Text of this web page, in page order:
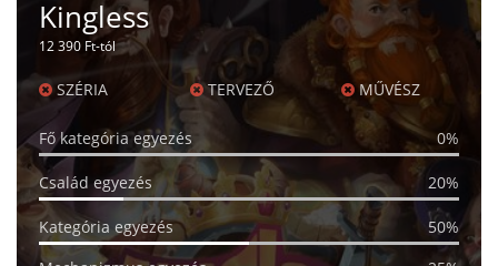
Kingless
12 390 Ft-tól
SZÉRIA TERVEZŐ MŰVÉSZ
Fő kategória egyezés 0%
Család egyezés 20%
Kategória egyezés
50%